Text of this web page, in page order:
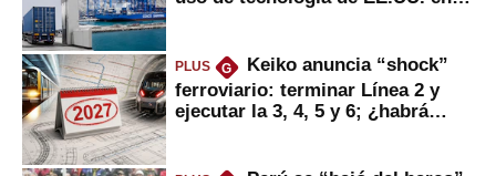
PLUS G
Keiko anuncia “shock”
ferroviario: terminar Línea 2 y
ejecutar la 3, 4, 5 y 6; ¿habrá